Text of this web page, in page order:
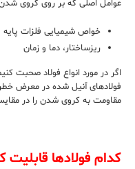
عوامل اصلی که بر روی کروی شدن
خواص شیمیایی فلزات پایه
ریزساختار، دما و زمان
اگر در مورد انواع فولاد صحبت
فولادهای آنیل شده در معرض
مقاومت به کروی شدن را در
کدام فولادها قابلیت